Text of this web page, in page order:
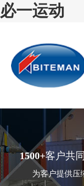
必一运动
1500+客户共
为客户提供压